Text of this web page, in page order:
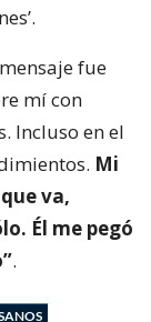
fue
mí con
Incluso en el
Mi
va,
Él me pegó
.